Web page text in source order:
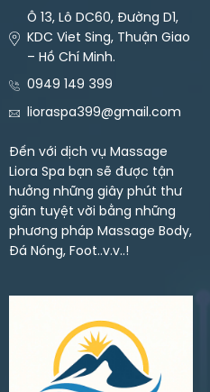
Ô 13, Lô DC60, Đường D1,
KDC Viet Sing, Thuận Giao
– Hồ Chí Minh.
0949 149 399
lioraspa399@gmail.com
Đến với dịch vụ Massage
Liora Spa bạn sẽ được tận
hưởng những giây phút thư
giãn tuyệt vời bằng những
phương pháp Massage Body,
Đá Nóng, Foot..v.v..!